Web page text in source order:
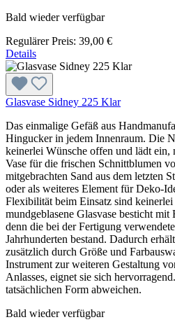
Bald wieder verfügbar
Regulärer Preis: 39,00 €
Details
Glasvase Sidney 225 Klar
Das einmalige Gefäß aus
Hingucker in jedem Innenraum. Die
keinerlei Wünsche offen und lädt ein,
Vase für die frischen Schnittblumen
mitgebrachten Sand aus dem letzten
oder als weiteres Element für Deko-
Flexibilität beim Einsatz sind
mundgeblasene Glasvase besticht
denn die bei der Fertigung
Jahrhunderten bestand. Dadurch
zusätzlich durch Größe und
Instrument zur weiteren Gestaltung
Anlasses, eignet sie sich
tatsächlichen Form abweichen.
Bald wieder verfügbar